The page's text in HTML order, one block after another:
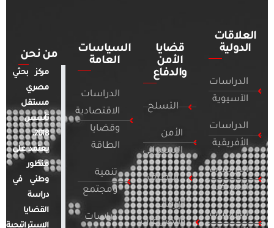
العلاقات
الدولية
الدراسات
الآسيوية
الدراسات
الأفريقية
الدراسات
الأمريكية
الدراسات
قضايا
الأمن
والدفاع
التسلح
الأمن
السيبراني
التطرف
الإرهاب
والصراعات
السياسات
العامة
الدراسات
الاقتصادية
وقضايا
الطاقة
تنمية
ومجتمع
دراسات
من نحن
مركز بحثي
مصري
مستقل
تأسس
2018.
يعتمد على
منظور
وطني في
دراسة
القضايا
الاستراتيجية